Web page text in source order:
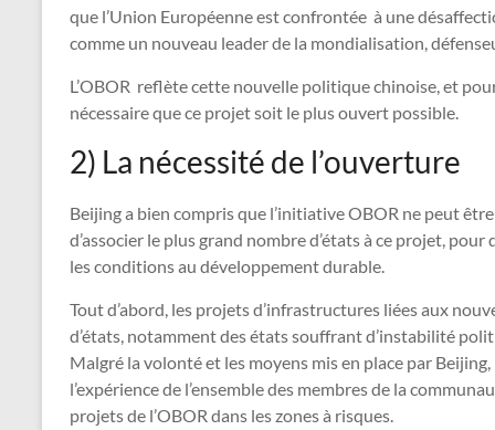
que l’Union Européenne est confrontée à une
comme un nouveau leader de la mondialisation,
L’OBOR reflète cette nouvelle politique chinoise, et
nécessaire que ce projet soit le plus ouvert possible.
2) La nécessité de l’ouverture
Beijing a bien compris que l’initiative OBOR ne peut
d’associer le plus grand nombre d’états à ce projet,
les conditions au développement durable.
Tout d’abord, les projets d’infrastructures liées aux
d’états, notamment des états souffrant d’instabilité
Malgré la volonté et les moyens mis en place par
l’expérience de l’ensemble des membres de la
projets de l’OBOR dans les zones à risques.